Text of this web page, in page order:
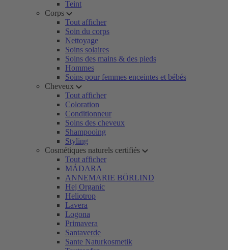
Teint
Corps
Tout afficher
Soin du corps
Nettoyage
Soins solaires
Soins des mains & des pieds
Hommes
Soins pour femmes enceintes et bébés
Cheveux
Tout afficher
Coloration
Conditionneur
Soins des cheveux
Shampooing
Styling
Cosmétiques naturels certifiés
Tout afficher
MÁDARA
ANNEMARIE BÖRLIND
Hej Organic
Heliotrop
Lavera
Logona
Primavera
Santaverde
Sante Naturkosmetik